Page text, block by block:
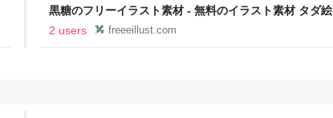
黒糖のフリーイラスト素材 - 無料のイラスト素材 タダ絵
2 users
freeeillust.com